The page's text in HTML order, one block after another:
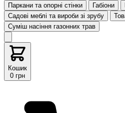
Паркани та опорні стінки
Габіони
Садові меблі та вироби зі зрубу
Суміш насіння газонних трав
Кошик
0 грн